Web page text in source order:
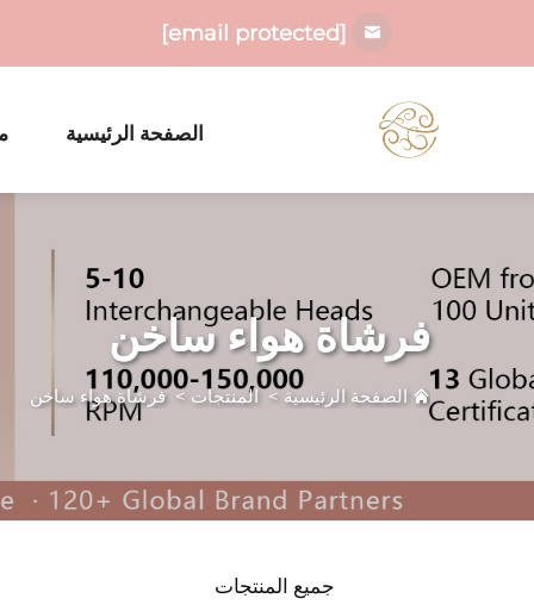
[email protected]
الصفحة الرئيسية
فرشاة هواء ساخن
الصفحة الرئيسية>المنتجات >فرشاة هواء ساخن
جميع المنتجات